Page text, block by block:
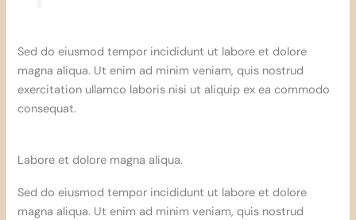
Sed do eiusmod tempor incididunt ut labore et dolore
magna aliqua. Ut enim ad minim veniam, quis nostrud
exercitation ullamco laboris nisi ut aliquip ex ea commodo
consequat.
Labore et dolore magna aliqua.
Sed do eiusmod tempor incididunt ut labore et dolore
magna aliqua. Ut enim ad minim veniam, quis nostrud